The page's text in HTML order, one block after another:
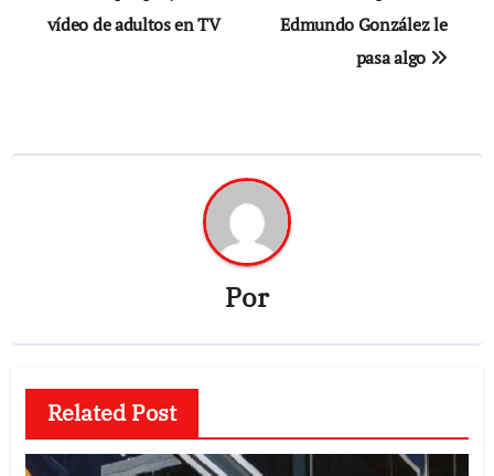
vídeo de adultos en TV
Edmundo González le
pasa algo
Por
Related Post